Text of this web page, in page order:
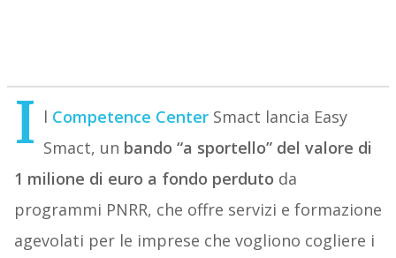
I l Competence CenterSmact lancia Easy
Smact, un bando “a sportello” del valore di
1 milione di euro a fondo perduto da
programmi PNRR, che offre servizi e formazione
agevolati per le imprese che vogliono cogliere i